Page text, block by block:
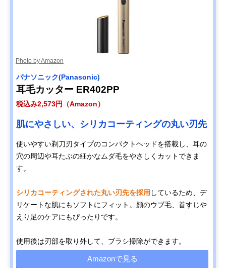
Photo by Amazon
パナソニック(Panasonic)
耳毛カッター ER402PP
税込み2,573円（Amazon）
肌にやさしい、シリカコーティングの丸い刃先
使いやすい剃刀刃タイプのコンパクトヘッドを搭載し、耳の
穴の周辺や耳たぶの細かなムダ毛をやさしくカットできま
す。
シリカコーティングされた丸い刃先を採用 しているため、デ
リケートな肌にもソフトにフィット。顔のウブ毛、首すじや
えり足のケアにもぴったりです。
使用後は刃部を取り外して、ブラシ掃除ができます。
Amazonで見る